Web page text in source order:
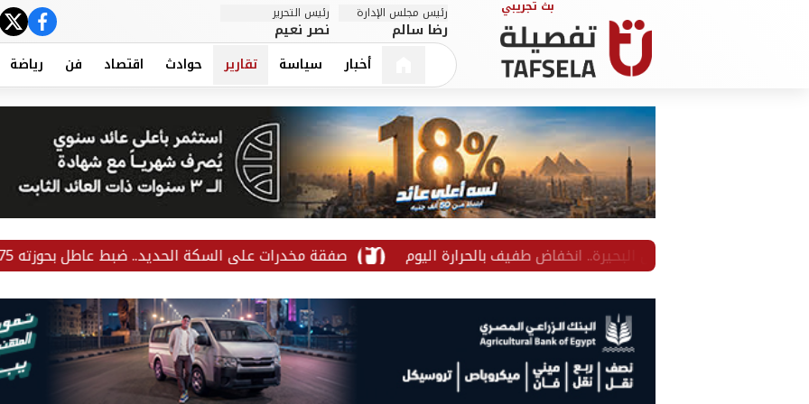
رئيس مجلس الإدارة
رضا سالم
رئيس التحرير
نصر نعيم
أخبار سياسة تقارير حوادث اقتصاد فن رياضة
صفقة مخدرات على السكة الحديد.. ضبط عاطل بحوزته 75 طربة حشيش داخل القطار بقنا طقس البحيرة.. انخفاض طفيف بالحرارة اليوم